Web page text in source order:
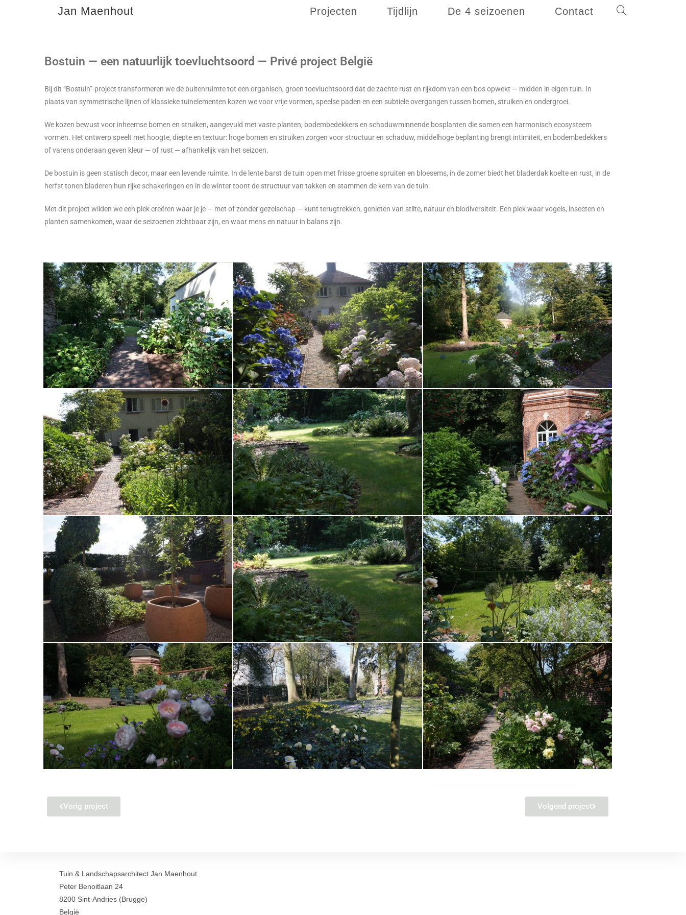
Jan Maenhout Projecten Tijdlijn De 4 seizoenen Contact
Bostuin — een natuurlijk toevluchtsoord — Privé project België
Bij dit “Bostuin”-project transformeren we de buitenruimte tot een organisch, groen toevluchtsoord dat de zachte rust en rijkdom van een bos opwekt — midden in eigen tuin. In
plaats van symmetrische lijnen of klassieke tuinelementen kozen we voor vrije vormen, speelse paden en een subtiele overgangen tussen bomen, struiken en ondergroei.
We kozen bewust voor inheemse bomen en struiken, aangevuld met vaste planten, bodembedekkers en schaduwminnende bosplanten die samen een harmonisch ecosysteem
vormen. Het ontwerp speelt met hoogte, diepte en textuur: hoge bomen en struiken zorgen voor structuur en schaduw, middelhoge beplanting brengt intimiteit, en bodembedekkers
of varens onderaan geven kleur — of rust — afhankelijk van het seizoen.
De bostuin is geen statisch decor, maar een levende ruimte. In de lente barst de tuin open met frisse groene spruiten en bloesems, in de zomer biedt het bladerdak koelte en rust, in de
herfst tonen bladeren hun rijke schakeringen en in de winter toont de structuur van takken en stammen de kern van de tuin.
Met dit project wilden we een plek creëren waar je je — met of zonder gezelschap — kunt terugtrekken, genieten van stilte, natuur en biodiversiteit. Een plek waar vogels, insecten en
planten samenkomen, waar de seizoenen zichtbaar zijn, en waar mens en natuur in balans zijn.
Vorig project Volgend project
Tuin & Landschapsarchitect Jan Maenhout
Peter Benoitlaan 24
8200 Sint-Andries (Brugge)
België